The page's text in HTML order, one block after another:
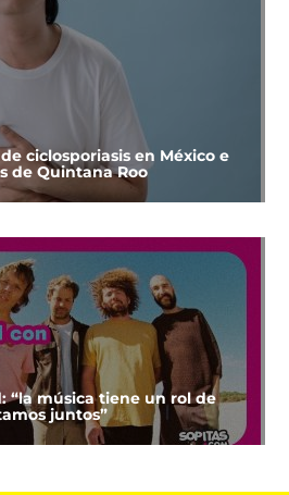
ciclosporiasis en México e
de Quintana Roo
“la música tiene un rol de
juntos”